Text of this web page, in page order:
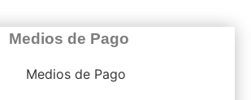
Medios de Pago